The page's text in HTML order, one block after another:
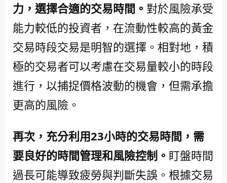
力，選擇合適的交易時間。 對於風險承受
能力較低的投資者，在流動性較高的黃金
交易時段交易是明智的選擇。相對地，積
極的交易者可以考慮在交易量較小的時段
進行，以捕捉價格波動的機會，但需承擔
更高的風險。
再次，充分利用23小時的交易時間，需
要良好的時間管理和風險控制。 盯盤時間
過長可能導致疲勞與判斷失誤。根據交易